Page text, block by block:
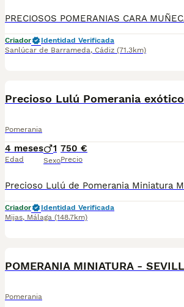
Criador
Identidad Verificada
Sanlúcar de Barrameda, Cádiz (71.3km)
Precioso Lulú Pomerania exótico
Pomerania
4 meses
Edad
1
Sexo
750 €
Precio
Criador
Identidad Verificada
Mijas, Málaga (148.7km)
Pomerania